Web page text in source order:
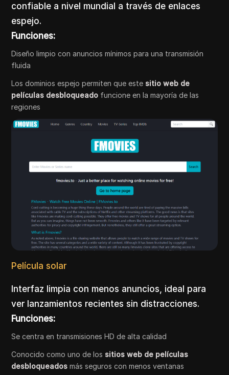
confiable a nivel mundial a través de enlaces
espejo.
Funciones:
Diseño limpio con anuncios mínimos para una transmisión
fluida
Los dominios espejo permiten que este sitio web de
películas desbloqueado funcione en la mayoría de las
regiones
Película solar
Interfaz limpia con menos anuncios, ideal para
ver lanzamientos recientes sin distracciones.
Funciones:
Se centra en transmisiones HD de alta calidad
Conocido como uno de los sitios web de películas
desbloqueados más seguros con menos ventanas